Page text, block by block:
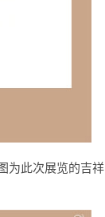
为此次展览的吉祥